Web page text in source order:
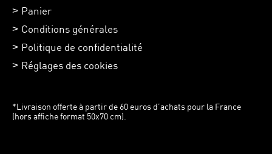
Panier
Conditions générales
Politique de confidentialité
Réglages des cookies
*Livraison offerte à partir de 60 euros d’achats pour la France
(hors affiche format 50x70 cm).